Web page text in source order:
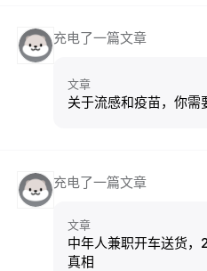
充电了一篇文章
文章
关于流感和疫苗，你需
充电了一篇文章
文章
中年人兼职开车送货
真相